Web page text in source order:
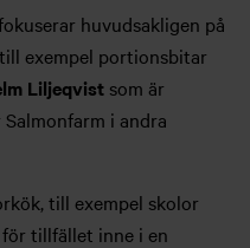
huvudsakligen på
exempel portionsbitar
Liljeqvist som är
i andra
till exempel skolor
tillfället inne i en